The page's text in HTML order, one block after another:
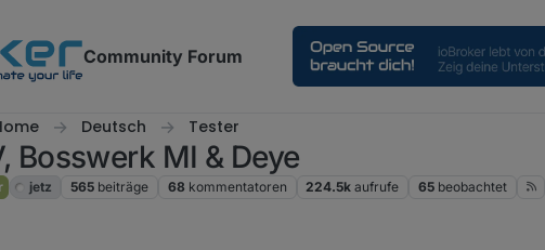
Community Forum
Deutsch Tester
Bosswerk MI & Deye
jetz 565 beiträge 68 kommentatoren 224.5k aufrufe 65 beobachtet